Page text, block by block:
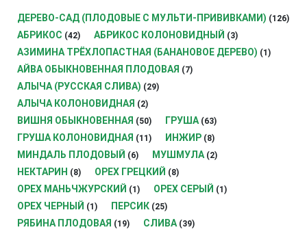
ДЕРЕВО-САД (ПЛОДОВЫЕ С МУЛЬТИ-ПРИВИВКАМИ) (126)
АБРИКОС (42) АБРИКОС КОЛОНОВИДНЫЙ (3)
АЗИМИНА ТРЁХЛОПАСТНАЯ (БАНАНОВОЕ ДЕРЕВО) (1)
АЙВА ОБЫКНОВЕННАЯ ПЛОДОВАЯ (7)
АЛЫЧА (РУССКАЯ СЛИВА) (29)
АЛЫЧА КОЛОНОВИДНАЯ (2)
ВИШНЯ ОБЫКНОВЕННАЯ (50) ГРУША (63)
ГРУША КОЛОНОВИДНАЯ (11) ИНЖИР (8)
МИНДАЛЬ ПЛОДОВЫЙ (6) МУШМУЛА (2)
НЕКТАРИН (8) ОРЕХ ГРЕЦКИЙ (8)
ОРЕХ МАНЬЧЖУРСКИЙ (1) ОРЕХ СЕРЫЙ (1)
ОРЕХ ЧЕРНЫЙ (1) ПЕРСИК (25)
РЯБИНА ПЛОДОВАЯ (19) СЛИВА (39)